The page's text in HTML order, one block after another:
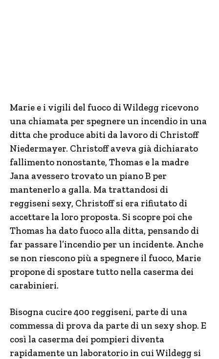
Marie e i vigili del fuoco di Wildegg ricevono
una chiamata per spegnere un incendio in una
ditta che produce abiti da lavoro di Christoff
Niedermayer. Christoff aveva già dichiarato
fallimento nonostante, Thomas e la madre
Jana avessero trovato un piano B per
mantenerlo a galla. Ma trattandosi di
reggiseni sexy, Christoff si era rifiutato di
accettare la loro proposta. Si scopre poi che
Thomas ha dato fuoco alla ditta, pensando di
far passare l’incendio per un incidente. Anche
se non riescono più a spegnere il fuoco, Marie
propone di spostare tutto nella caserma dei
carabinieri.
Bisogna cucire 400 reggiseni, parte di una
commessa di prova da parte di un sexy shop. E
così la caserma dei pompieri diventa
rapidamente un laboratorio in cui Wildegg si